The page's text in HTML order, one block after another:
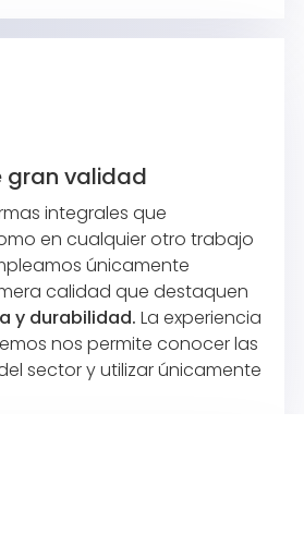
gran validad
integrales que
en cualquier otro trabajo
únicamente
calidad que destaquen
y durabilidad. La experiencia
nos permite conocer las
sector y utilizar únicamente